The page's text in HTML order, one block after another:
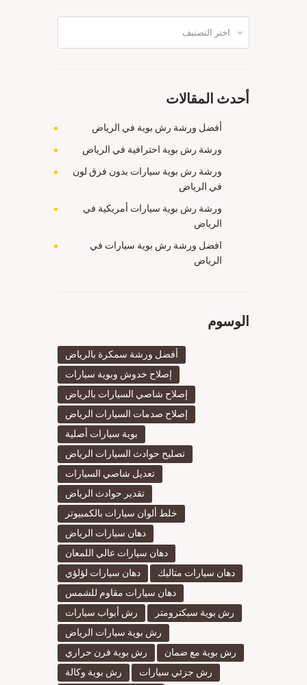
أحدث المقالات
أفضل ورشة رش بوية في الرياض
ورشة رش بوية احترافية في الرياض
ورشة رش بوية سيارات بدون فرق لون
في الرياض
ورشة رش بوية سيارات أمريكية في
الرياض
افضل ورشة رش بوية سيارات في
الرياض
الوسوم
أفضل ورشة سمكرة بالرياض
إصلاح خدوش وبوية سيارات
إصلاح شاصي السيارات بالرياض
إصلاح صدمات السيارات الرياض
بوية سيارات أصلية
تصليح حوادث السيارات الرياض
تعديل شاصي السيارات
تقدير حوادث الرياض
خلط ألوان سيارات بالكمبيوتر
دهان سيارات الرياض
دهان سيارات عالي اللمعان
دهان سيارات لؤلؤي
دهان سيارات متاليك
دهان سيارات مقاوم للشمس
رش أبواب سيارات
رش بوية سبكترومتر
رش بوية سيارات الرياض
رش بوية فرن حراري
رش بوية مع ضمان
رش بوية وكالة
رش جزئي سيارات